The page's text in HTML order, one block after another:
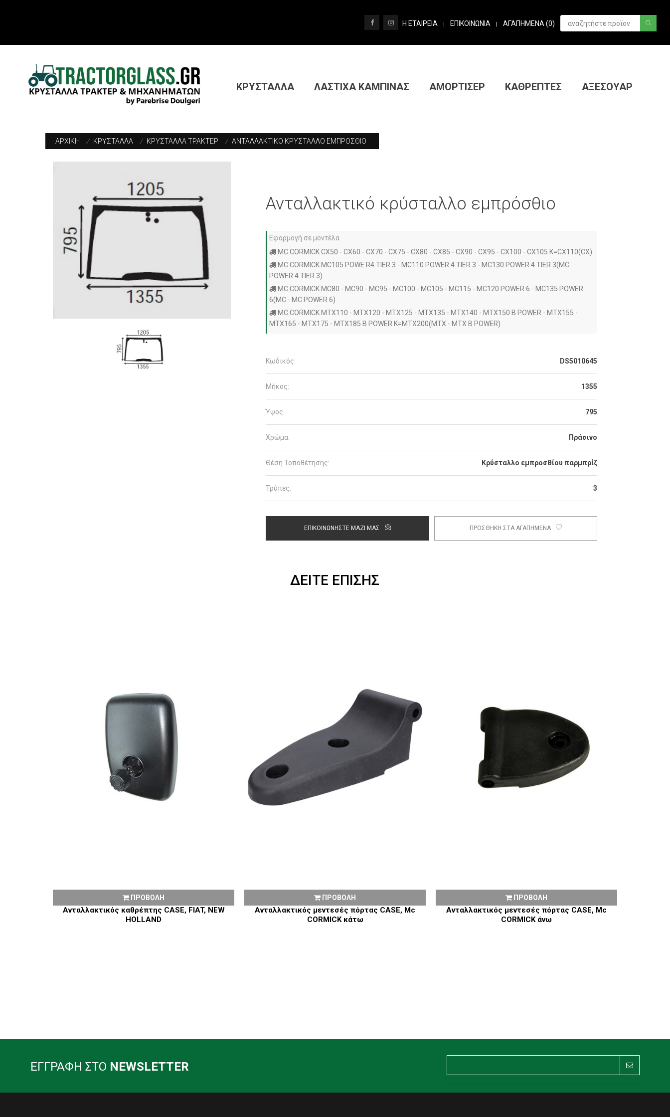
Η ΕΤΑΙΡΕΙΑ | ΕΠΙΚΟΙΝΩΝΙΑ | ΑΓΑΠΗΜΕΝΑ (0)
ΚΡΥΣΤΑΛΛΑ ΛΑΣΤΙΧΑ ΚΑΜΠΙΝΑΣ ΑΜΟΡΤΙΣΕΡ ΚΑΘΡΕΠΤΕΣ ΑΞΕΣΟΥΑΡ
ΑΡΧΙΚΗ / ΚΡΥΣΤΑΛΛΑ / ΚΡΥΣΤΑΛΛΑ ΤΡΑΚΤΕΡ / ΑΝΤΑΛΛΑΚΤΙΚΟ ΚΡΥΣΤΑΛΛΟ ΕΜΠΡΟΣΘΙΟ
Ανταλλακτικό κρύσταλλο εμπρόσθιο
Εφαρμογή σε μοντέλα
MC CORMICK CX50 - CX60 - CX70 - CX75 - CX80 - CX85 - CX90 - CX95 - CX100 - CX105 K=CX110(CX)
MC CORMICK MC105 POWE R4 TIER 3 - MC110 POWER 4 TIER 3 - MC130 POWER 4 TIER 3(MC
POWER 4 TIER 3)
MC CORMICK MC80 - MC90 - MC95 - MC100 - MC105 - MC115 - MC120 POWER 6 - MC135 POWER
6(MC - MC POWER 6)
MC CORMICK MTX110 - MTX120 - MTX125 - MTX135 - MTX140 - MTX150 B POWER - MTX155 -
MTX165 - MTX175 - MTX185 B POWER K=MTX200(MTX - MTX B POWER)
Κωδικός: DS5010645
Μήκος: 1355
Ύψος: 795
Χρώμα: Πράσινο
Θέση Τοποθέτησης: Κρύσταλλο εμπροσθίου παρμπρίζ
Τρύπες: 3
ΕΠΙΚΟΙΝΩΝΗΣΤΕ ΜΑΖΙ ΜΑΣ ΠΡΟΣΘΗΚΗ ΣΤΑ ΑΓΑΠΗΜΕΝΑ
ΔΕΙΤΕ ΕΠΙΣΗΣ
ΠΡΟΒΟΛΗ
Ανταλλακτικός καθρέπτης CASE, FIAT, NEW
HOLLAND
ΠΡΟΒΟΛΗ
Ανταλλακτικός μεντεσές πόρτας CASE, Mc
CORMICK κάτω
ΠΡΟΒΟΛΗ
Ανταλλακτικός μεντεσές πόρτας CASE, Mc
CORMICK άνω
ΕΓΓΡΑΦΗ ΣΤΟ NEWSLETTER